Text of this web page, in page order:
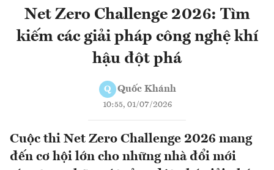
Net Zero Challenge 2026: Tìm
kiếm các giải pháp công nghệ khí
hậu đột phá
Q Quốc Khánh
10:55, 01/07/2026
Cuộc thi Net Zero Challenge 2026 mang
đến cơ hội lớn cho những nhà đổi mới